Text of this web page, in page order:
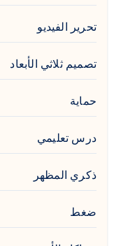
تحرير الفيديو
تصميم ثلاثي الأبعاد
حماية
درس تعليمي
ذكري المظهر
ضغط